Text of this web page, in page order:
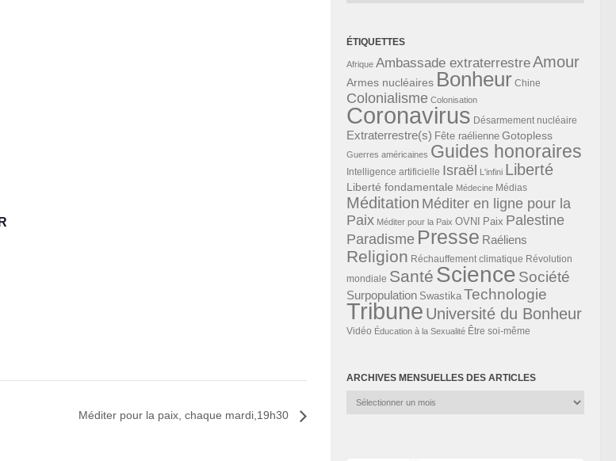
Méditer pour la paix, chaque mardi,19h30
ÉTIQUETTES
Afrique Ambassade extraterrestreAmour
Armes nucléaires Bonheur Chine
Colonialisme Colonisation
Coronavirus Désarmement nucléaire
Extraterrestre(s) Fête raélienne Gotopless
Guerres américaines Guides honoraires
Intelligence artificielle Israël L'infini Liberté
Liberté fondamentale Médecine Médias
Méditation Méditer en ligne pour la
Paix Méditer pour la Paix OVNI Paix Palestine
Paradisme Presse Raéliens
Religion Réchauffement climatique Révolution
mondiale Santé Science Société
Surpopulation Swastika Technologie
Tribune Université du Bonheur
Vidéo Éducation à la Sexualité Être soi-même
ARCHIVES MENSUELLES DES ARTICLES
Archives